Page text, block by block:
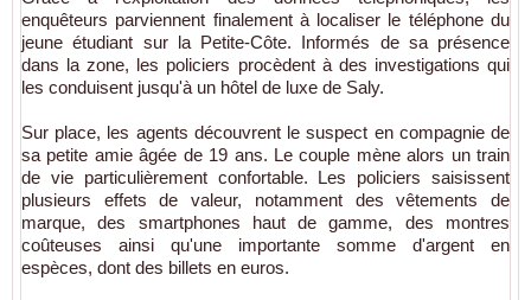
enquêteurs parviennent finalement à localiser le téléphone du
jeune étudiant sur la Petite-Côte. Informés de sa présence
dans la zone, les policiers procèdent à des investigations qui
les conduisent jusqu'à un hôtel de luxe de Saly.
Sur place, les agents découvrent le suspect en compagnie de
sa petite amie âgée de 19 ans. Le couple mène alors un train
de vie particulièrement confortable. Les policiers saisissent
plusieurs effets de valeur, notamment des vêtements de
marque, des smartphones haut de gamme, des montres
coûteuses ainsi qu'une importante somme d'argent en
espèces, dont des billets en euros.